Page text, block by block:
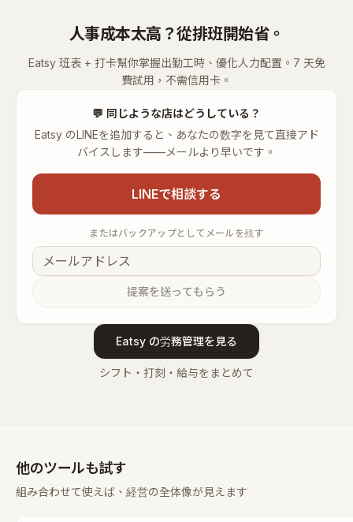
人事成本太高？從排班開始省。
Eatsy 班表 + 打卡幫你掌握出勤工時、優化人力配置。7 天免
費試用，不需信用卡。
💬 同じような店はどうしている？
Eatsy のLINEを追加すると、あなたの数字を見て直接アド
バイスします——メールより早いです。
LINEで相談する
またはバックアップとしてメールを残す
提案を送ってもらう
Eatsy の労務管理を見る
シフト・打刻・給与をまとめて
他のツールも試す
組み合わせて使えば、経営の全体像が見えます